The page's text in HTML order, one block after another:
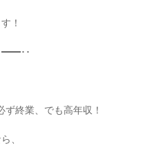
！
･･
終業、でも高年収！
、